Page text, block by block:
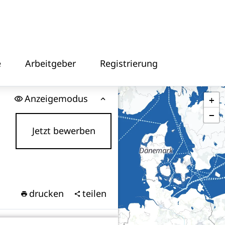
Arbeitgeber Registrierung
Anzeigemodus
Jetzt bewerben
drucken teilen
+
−